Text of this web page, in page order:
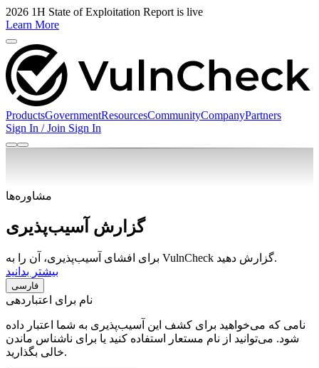
2026 1H State of Exploitation Report is live
Learn More
ProductsGovernmentResourcesCommunityCompanyPartners
Sign In / Join Sign In
مشاوره‌ها
گزارش آسیب‌پذیری
برای افشای آسیب‌پذیری، آن را به VulnCheck گزارش دهید.
بیشتر بدانید
فارسی
نام برای اعتباردهی
نامی که می‌خواهید برای کشف این آسیب‌پذیری به شما اعتبار داده
شود. می‌توانید از نام مستعار استفاده کنید یا برای ناشناس ماندن
خالی بگذارید.